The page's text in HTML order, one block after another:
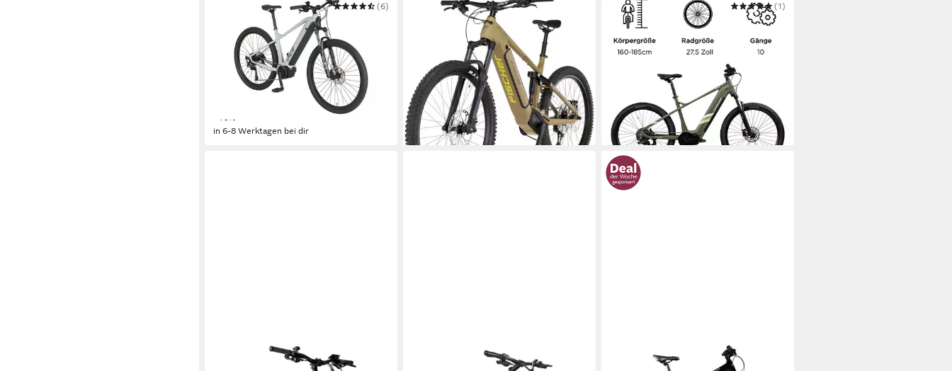
E-Bike Mountainbike Dice 3.8
Mittelmotor Motor
540 Wh Akkuleistung
Kettenschaltung Schaltung
(6)
1.549,00 € UVP 2.599,95 €
nur diesen Monat
in 6-8 Werktagen bei dir
FISCHER FAHRRAD
E-Bike Mountainbike MONTIS 10.0i
Motor
711 Wh Akkuleistung
90 Nm Motorleistung
2.979,00 € UVP3.799,00 €
86,49 €mtl. in 48 Raten
-22%
in 3-4 Werktagen bei dir
ZÜNDAPP
E-Bike Mountainbike X900
Mittelmotor
Motor
715,68 Wh
Akkuleistung
(1)
2.049,00 € UVP
2.999,00 €
mtl. in 48 Raten
-32%
in 6-8 Werktagen bei dir